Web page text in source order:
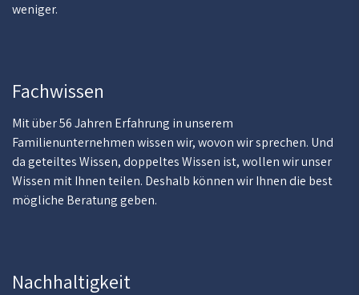
weniger.
Fachwissen
Mit über 56 Jahren Erfahrung in unserem
Familienunternehmen wissen wir, wovon wir sprechen. Und
da geteiltes Wissen, doppeltes Wissen ist, wollen wir unser
Wissen mit Ihnen teilen. Deshalb können wir Ihnen die best
mögliche Beratung geben.
Nachhaltigkeit